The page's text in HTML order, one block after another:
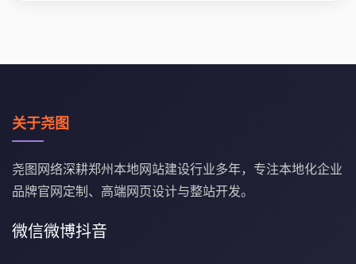
关于尧图
尧图网络深耕郑州本地网站建设行业多年，专注本地化企业
品牌官网定制、高端网页设计与整站开发。
微信微博抖音